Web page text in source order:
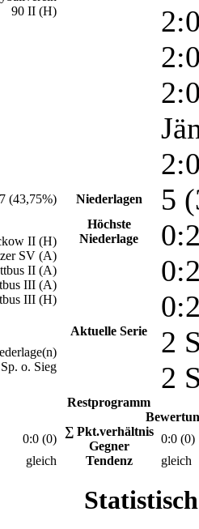
90 II (H)
7 (43,75%) Niederlagen 5
II (H)
SV (A)
II (A)
III (A)
III (H)
Höchste
Niederlage
o. Sieg
Aktuelle Serie
2
2
Restprogramm
0:0 (0)
∑ Pkt.verhältnis
Gegner
0:0 (0)
gleich
Tendenz gleich